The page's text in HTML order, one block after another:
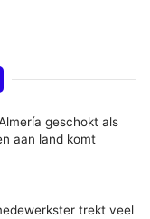
geschokt als
aan land komt
trekt veel